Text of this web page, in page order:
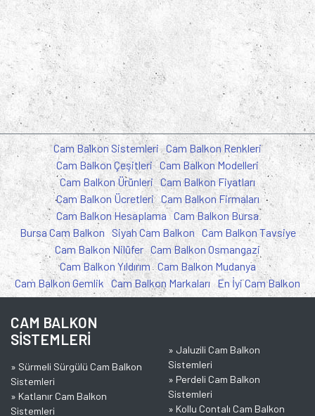
Cam Balkon Sistemleri Cam Balkon Renkleri
Cam Balkon Çeşitleri Cam Balkon Modelleri
Cam Balkon Ürünleri Cam Balkon Fiyatları
Cam Balkon Ücretleri Cam Balkon Firmaları
Cam Balkon Hesaplama Cam Balkon Bursa
Bursa Cam Balkon
Siyah Cam Balkon Cam Balkon Tavsiye
Cam Balkon Nilüfer Cam Balkon Osmangazi
Cam Balkon Yıldırım Cam Balkon Mudanya
Cam Balkon Gemlik Cam Balkon Markaları En İyi Cam Balkon
CAM BALKON
SİSTEMLERİ
» Sürmeli Sürgülü Cam Balkon
Sistemleri
» Katlanır Cam Balkon
Sistemleri
» Jaluzili Cam Balkon
Sistemleri
» Perdeli Cam Balkon
Sistemleri
» Kollu Contalı Cam Balkon